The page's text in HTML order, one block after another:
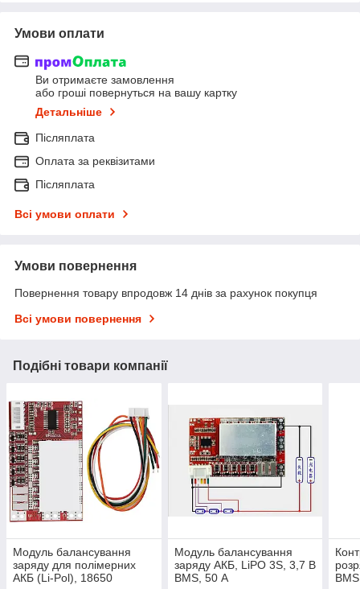
Умови оплати
Ви отримаєте замовлення
або гроші повернуться на вашу картку
Детальніше
Післяплата
Оплата за реквізитами
Післяплата
Всі умови оплати
Умови повернення
Повернення товару впродовж 14 днів за рахунок покупця
Всі умови повернення
Подібні товари компанії
Модуль балансування
заряду для полімерних
АКБ (Li-Pol), 18650
Модуль балансування
заряду АКБ, LiPO 3S, 3,7 В
BMS, 50 А